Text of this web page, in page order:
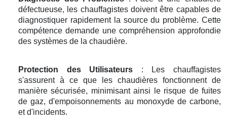
défectueuse, les chauffagistes doivent être capables de
diagnostiquer rapidement la source du problème. Cette
compétence demande une compréhension approfondie
des systèmes de la chaudière.
Protection des Utilisateurs : Les chauffagistes
s'assurent à ce que les chaudières fonctionnent de
manière sécurisée, minimisant ainsi le risque de fuites
de gaz, d'empoisonnements au monoxyde de carbone,
et d'incidents.